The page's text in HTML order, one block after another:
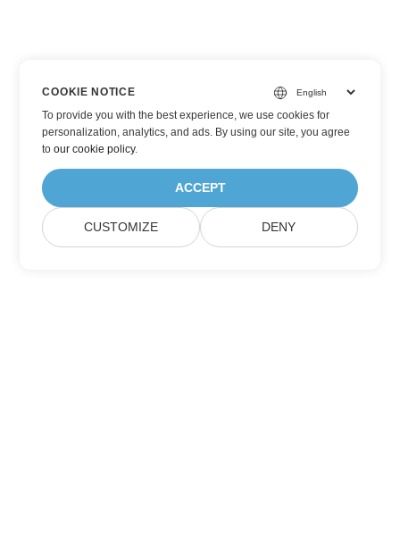
COOKIE NOTICE
To provide you with the best experience, we use cookies for
personalization, analytics, and ads. By using our site, you agree
toour cookie policy.
ACCEPT
CUSTOMIZE DENY